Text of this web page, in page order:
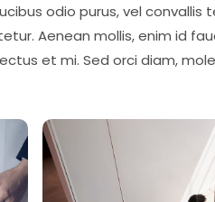
odio purus, vel convallis
Aenean mollis, enim id
et mi. Sed orci diam,